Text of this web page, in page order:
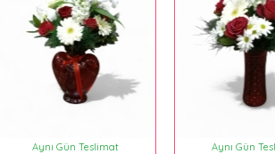
Aynı Gün Teslimat Aynı Gün